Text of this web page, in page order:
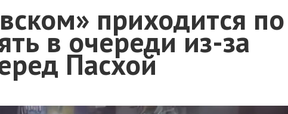
приходится по
в очереди из-за
Пасхой